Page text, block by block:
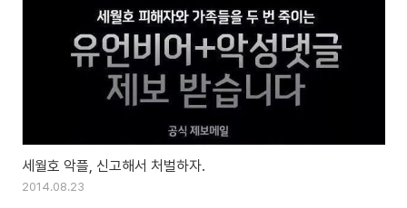
세월호 악플, 신고해서 처벌하자.
2014.08.23